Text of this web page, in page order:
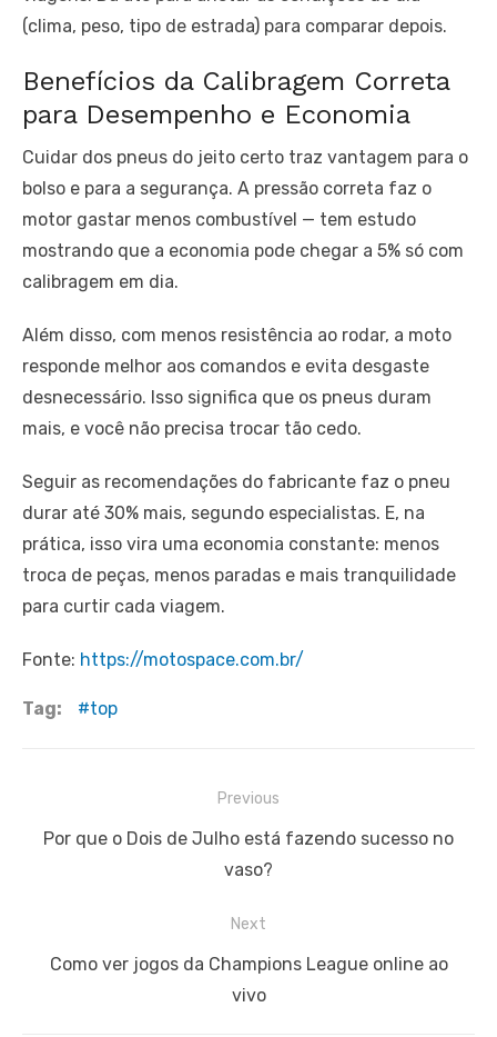
(clima, peso, tipo de estrada) para comparar depois.
Benefícios da Calibragem Correta
para Desempenho e Economia
Cuidar dos pneus do jeito certo traz vantagem para o
bolso e para a segurança. A pressão correta faz o
motor gastar menos combustível — tem estudo
mostrando que a economia pode chegar a 5% só com
calibragem em dia.
Além disso, com menos resistência ao rodar, a moto
responde melhor aos comandos e evita desgaste
desnecessário. Isso significa que os pneus duram
mais, e você não precisa trocar tão cedo.
Seguir as recomendações do fabricante faz o pneu
durar até 30% mais, segundo especialistas. E, na
prática, isso vira uma economia constante: menos
troca de peças, menos paradas e mais tranquilidade
para curtir cada viagem.
Fonte: https://motospace.com.br/
Tag: top
de
Previous
Previous
Por que o Dois de Julho está fazendo sucesso no
vaso?
Next
Next
Como ver jogos da Champions League online ao
vivo